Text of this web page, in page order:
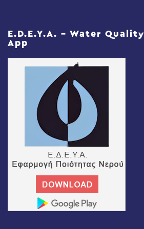
E.D.E.Y.A. – Water Quality
App